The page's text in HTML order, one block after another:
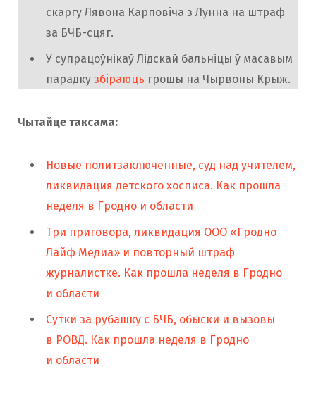
скаргу Лявона Карповіча з Лунна на штраф
за БЧБ-сцяг.
У супрацоўнікаў Лідскай бальніцы ў масавым
парадку збіраюць грошы на Чырвоны Крыж.
Чытайце таксама:
Новые политзаключенные, суд над учителем,
ликвидация детского хосписа. Как прошла
неделя в Гродно и области
Три приговора, ликвидация ООО «Гродно
Лайф Медиа» и повторный штраф
журналистке. Как прошла неделя в Гродно
и области
Cутки за рубашку с БЧБ, обыски и вызовы
в РОВД. Как прошла неделя в Гродно
и области